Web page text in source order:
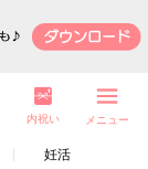
妊活
内祝い メニュー